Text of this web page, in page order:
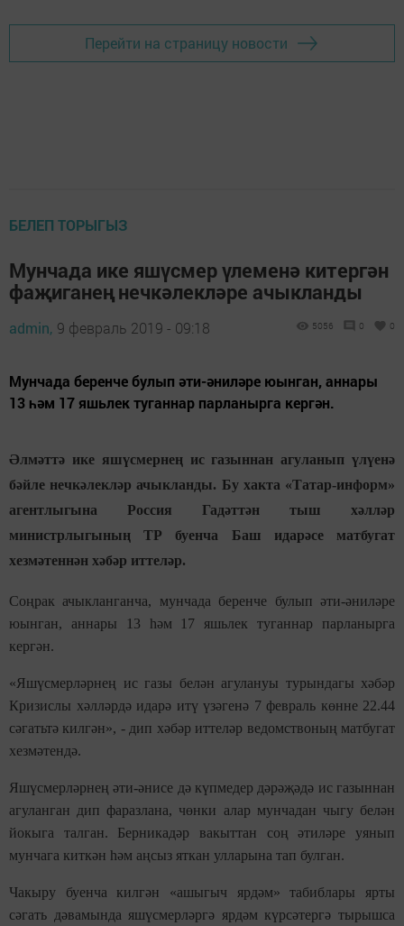
Перейти на страницу новости
БЕЛЕП ТОРЫГЫЗ
Мунчада ике яшүсмер үлеменә китергән
фаҗиганең нечкәлекләре ачыкланды
admin, 9 февраль 2019 - 09:18 5056 0 0
Мунчада беренче булып әти-әниләре юынган, аннары
13 һәм 17 яшьлек туганнар парланырга кергән.
Әлмәттә ике яшүсмернең ис газыннан агуланып үлүенә
бәйле нечкәлекләр ачыкланды. Бу хакта «Татар-информ»
агентлыгына Россия Гадәттән тыш хәлләр
министрлыгының ТР буенча Баш идарәсе матбугат
хезмәтеннән хәбәр иттеләр.
Соңрак ачыкланганча, мунчада беренче булып әти-әниләре
юынган, аннары 13 һәм 17 яшьлек туганнар парланырга
кергән.
«Яшүсмерләрнең ис газы белән агулануы турындагы хәбәр
Кризислы хәлләрдә идарә итү үзәгенә 7 февраль көнне 22.44
сәгатьтә килгән», - дип хәбәр иттеләр ведомствоның матбугат
хезмәтендә.
Яшүсмерләрнең әти-әнисе дә күпмедер дәрәҗәдә ис газыннан
агуланган дип фаразлана, чөнки алар мунчадан чыгу белән
йокыга талган. Берникадәр вакыттан соң әтиләре уянып
мунчага киткән һәм аңсыз яткан улларына тап булган.
Чакыру буенча килгән «ашыгыч ярдәм» табиблары ярты
сәгать дәвамында яшүсмерләргә ярдәм күрсәтергә тырышса